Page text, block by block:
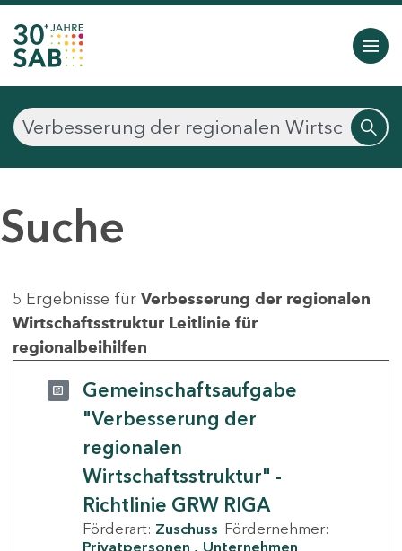
Suche
5 Ergebnisse für Verbesserung der regionalen
Wirtschaftsstruktur Leitlinie für
regionalbeihilfen
Gemeinschaftsaufgabe
"Verbesserung der
regionalen
Wirtschaftsstruktur" -
Richtlinie GRW RIGA
Förderart: Zuschuss Fördernehmer:
Privatpersonen
Unternehmen